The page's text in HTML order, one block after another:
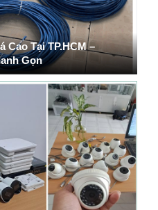
Cao Tại TP.HCM –
Gọn